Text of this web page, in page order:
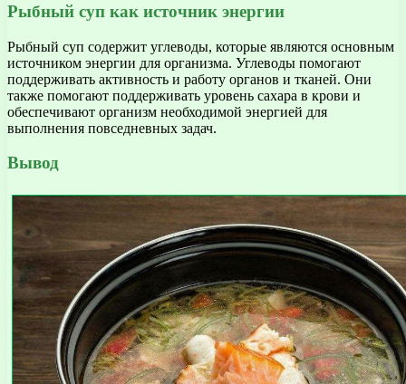
Рыбный суп как источник энергии
Рыбный суп содержит углеводы, которые являются основным
источником энергии для организма. Углеводы помогают
поддерживать активность и работу органов и тканей. Они
также помогают поддерживать уровень сахара в крови и
обеспечивают организм необходимой энергией для
выполнения повседневных задач.
Вывод